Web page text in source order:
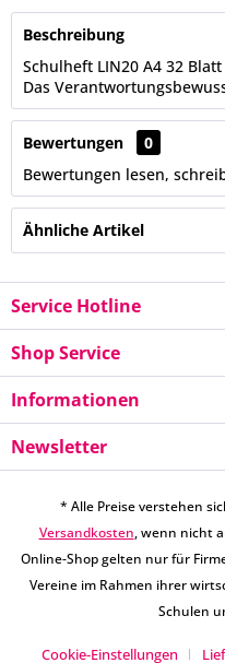
Beschreibung
Schulheft LIN20 A4 32
Das
Bewertungen
0
Bewertungen lesen,
Ähnliche Artikel
Service Hotline
Shop Service
Informationen
Newsletter
* Alle Preise verstehen
Versandkosten, wenn nicht
Online-Shop gelten nur für
Vereine im Rahmen ihrer
Schulen
Cookie-Einstellungen